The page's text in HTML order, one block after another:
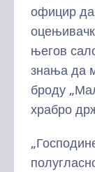
официр да
његов
знања да
броду
храбро